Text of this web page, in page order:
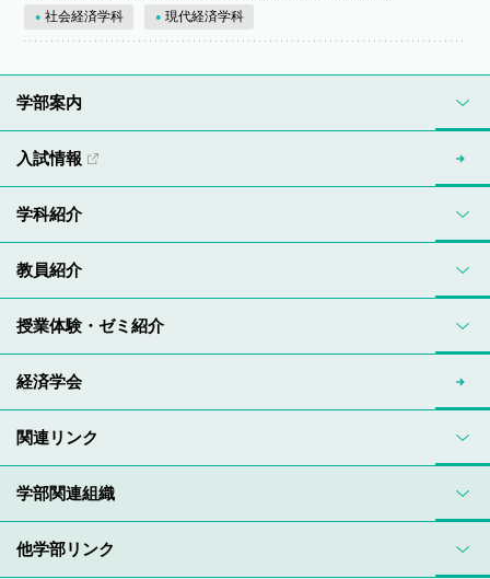
社会経済学科 現代経済学科
学部関連組織
他学部リンク
学部案内
入試情報
学科紹介
教員紹介
授業体験・ゼミ紹介
経済学会
関連リンク